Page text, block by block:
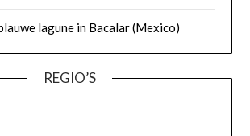
lagune in Bacalar (Mexico)
REGIO’S